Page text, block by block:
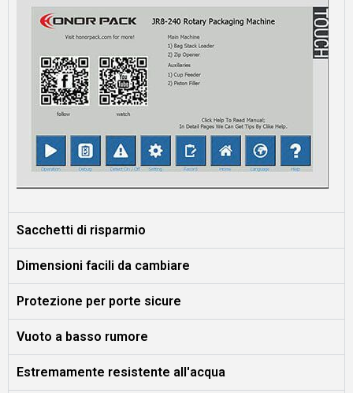
Sacchetti di risparmio
Dimensioni facili da cambiare
Protezione per porte sicure
Vuoto a basso rumore
Estremamente resistente all'acqua